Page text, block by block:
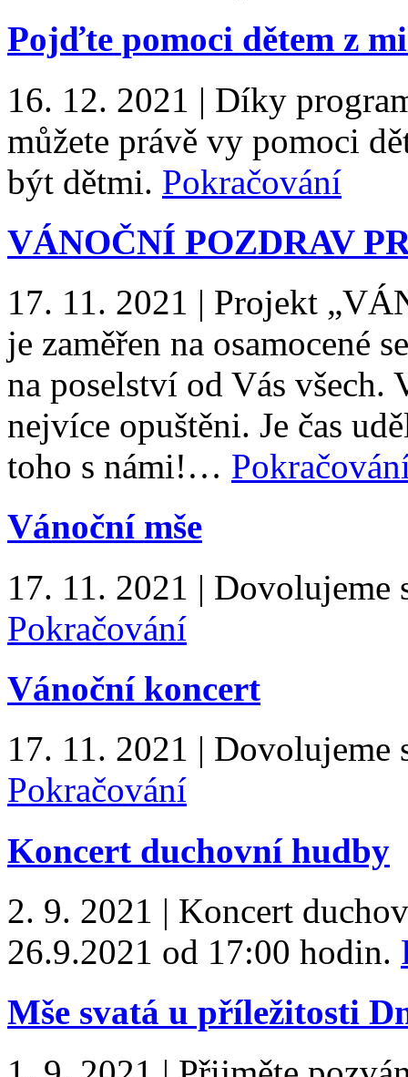
Pojďte pomoci dětem z
16. 12. 2021 | Díky
můžete právě vy pomoci
být dětmi. Pokračování
VÁNOČNÍ POZDRAV
17. 11. 2021 | Projekt
je zaměřen na osamocené
na poselství od Vás
nejvíce opuštěni. Je čas
toho s námi!…
Vánoční mše
17. 11. 2021 | Dovolujeme
Pokračování
Vánoční koncert
17. 11. 2021 | Dovolujeme
Pokračování
Koncert duchovní hudby
2. 9. 2021 | Koncert
26.9.2021 od 17:00 hodin.
Mše svatá u příležitosti